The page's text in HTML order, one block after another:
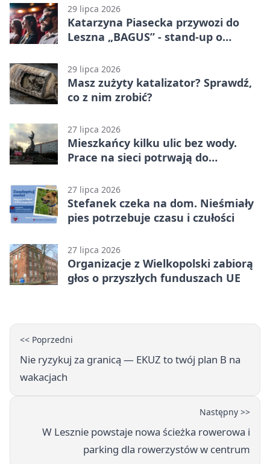
29 lipca 2026
Katarzyna Piasecka przywozi do
Leszna „BAGUS” - stand-up o
29 lipca 2026
Masz zużyty katalizator? Sprawdź,
co z nim zrobić?
27 lipca 2026
Mieszkańcy kilku ulic bez wody.
Prace na sieci potrwają do
27 lipca 2026
Stefanek czeka na dom. Nieśmiały
pies potrzebuje czasu i czułości
27 lipca 2026
Organizacje z Wielkopolski zabiorą
głos o przyszłych funduszach UE
<< Poprzedni
Nie ryzykuj za granicą — EKUZ to twój plan B na
wakacjach
Następny >>
W Lesznie powstaje nowa ścieżka rowerowa i
parking dla rowerzystów w centrum